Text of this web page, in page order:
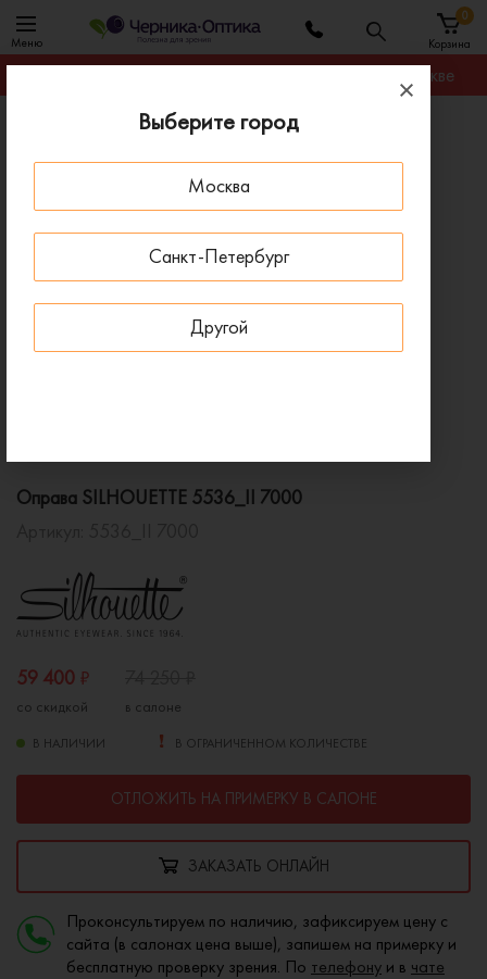
Выберите город
Москва
Санкт-Петербург
Другой
Меню Корзина
0
Гарантируем лучшую цену на любую оправу в Москве
Оправы для очков
Оправа SILHOUETTE 5536_II 7000
Оправа SILHOUETTE 5536_II 7000
59 400 ₽
со скидкой в салоне
В НАЛИЧИИ В ОГРАНИЧЕННОМ КОЛИЧЕСТВЕ
ОТЛОЖИТЬ НА ПРИМЕРКУ В САЛОНЕ
ЗАКАЗАТЬ ОНЛАЙН
Проконсультируем по наличию, зафиксируем цену с
сайта (в салонах цена выше), запишем на примерку и
бесплатную проверку зрения. По телефону и в чате
СКИДКИ НА ЛИНЗЫ ДО 30% - 20 % ДО 15 АВГУСТА